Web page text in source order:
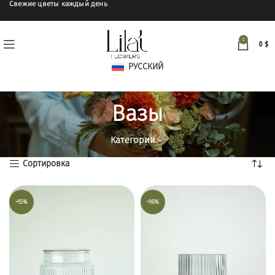
Свежие цветы каждый день
0
0 $
РУССКИЙ
Вазы
Категории
Сортировка
-15% -16%